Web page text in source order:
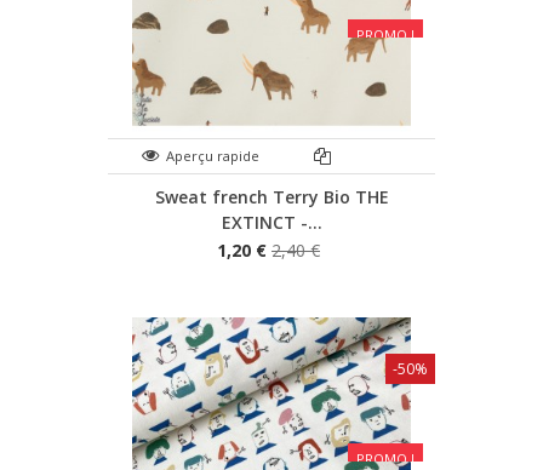
PROMO !
Aperçu rapide
Sweat french Terry Bio THE
EXTINCT -...
1,20 € 2,40 €
PROMO !
-50%